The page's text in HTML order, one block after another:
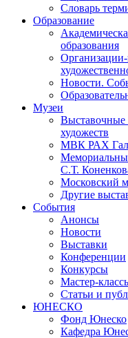
Словарь
Образование
образования
Новости.
Музеи
Выставочные
художеств
МВК РАХ
С.Т.
Московский
Другие
События
Анонсы
Новости
Выставки
Конференции
Конкурсы
Мастер-
Статьи и
ЮНЕСКО
Фонд Юнеско
Кафедра